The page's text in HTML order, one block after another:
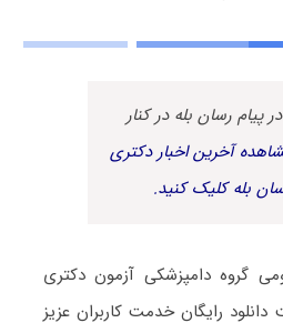
پیام رسان بله در کنار
آخرین اخبار دکتری
بله کلیک کنید.
گروه دامپزشکی آزمون دکتری
دانلود رایگان خدمت کاربران عزیز